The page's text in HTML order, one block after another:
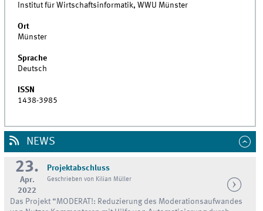
Institut für Wirtschaftsinformatik, WWU Münster
Ort
Münster
Sprache
Deutsch
ISSN
1438-3985
NEWS
23.
Apr.
2022
Projektabschluss
Geschrieben von Kilian Müller
Das Projekt “MODERAT!: Reduzierung des Moderationsaufwandes